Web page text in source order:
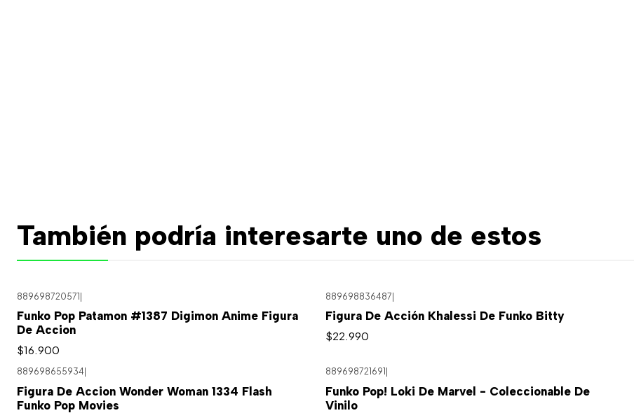
También podría interesarte uno de estos
889698720571
Funko Pop Patamon #1387 Digimon Anime Figura
De Accion
$16.900
889698836487
Figura De Acción Khalessi De Funko Bitty
$22.990
889698655934
Figura De Accion Wonder Woman 1334 Flash
Funko Pop Movies
889698721691
Funko Pop! Loki De Marvel - Coleccionable De
Vinilo